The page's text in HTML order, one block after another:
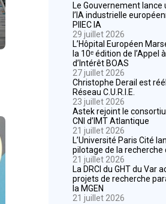
Le Gouvernement
l’IA industrielle
PIIEC IA
29 juillet 2026
L’Hôpital Européen
la 10ᵉ édition de l’Appel
d’Intérêt BOAS
27 juillet 2026
Christophe Derail est
Réseau C.U.R.I.E.
23 juillet 2026
Astek rejoint le
CNI d’IMT Atlantique
21 juillet 2026
L’Université Paris Cité
pilotage de la recherche
21 juillet 2026
La DRCI du GHT du Var
projets de recherche
la MGEN
21 juillet 2026